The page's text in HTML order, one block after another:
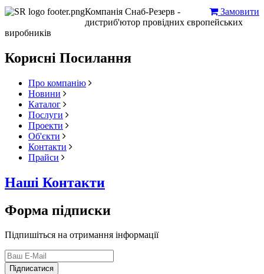
Замовити
Компанія Снаб-Резерв -
дистриб'ютор провідних європейських
виробників
Корисні Посилання
Про компанію
Новини
Каталог
Послуги
Проекти
Об'єкти
Контакти
Прайси
Наші Контакти
Форма підписки
Підпишіться на отримання інформації
Підписатися